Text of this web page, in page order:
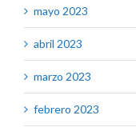
mayo 2023
abril 2023
marzo 2023
febrero 2023